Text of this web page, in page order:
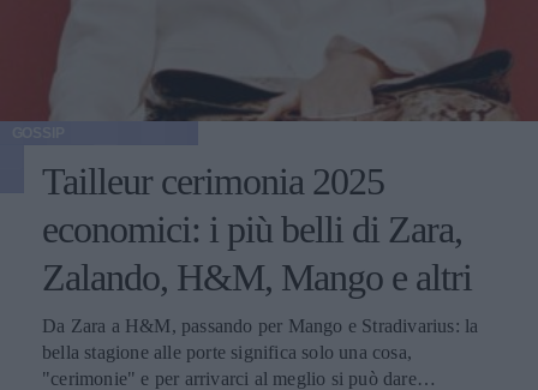
Tailleur cerimonia 2025
economici: i più belli di Zara,
Zalando, H&M, Mango e altri
Da Zara a H&M, passando per Mango e Stradivarius: la
bella stagione alle porte significa solo una cosa,
"cerimonie" e per arrivarci al meglio si può dare